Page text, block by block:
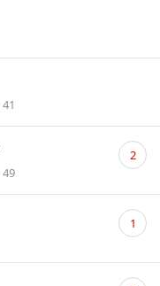
조회수
41
조회수
49
댓
글 2
댓
글 1
댓